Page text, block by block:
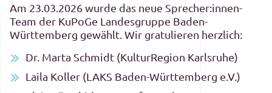
Am 23.03.2026 wurde das neue Sprecher:innen-
Team der KuPoGe Landesgruppe Baden-
Württemberg gewählt. Wir gratulieren herzlich:
Dr. Marta Schmidt (KulturRegion Karlsruhe)
Laila Koller (LAKS Baden-Württemberg e.V.)